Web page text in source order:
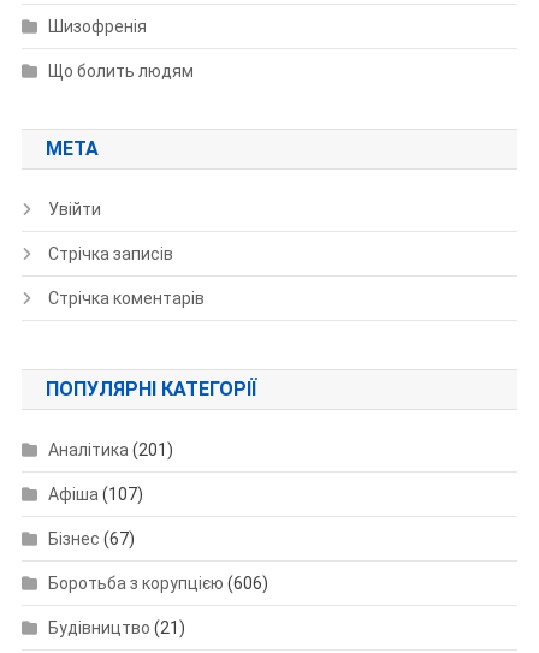
Шизофренія
Що болить людям
МЕТА
Увійти
Стрічка записів
Стрічка коментарів
ПОПУЛЯРНІ КАТЕГОРІЇ
Аналітика (201)
Афіша (107)
Бізнес (67)
Боротьба з корупцією (606)
Будівництво (21)